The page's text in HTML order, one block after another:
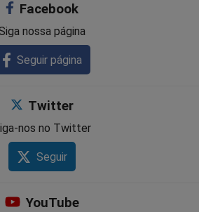
TwitterMessenger
Facebook
nossa página
Seguir página
Twitter
nos no Twitter
Seguir
YouTube